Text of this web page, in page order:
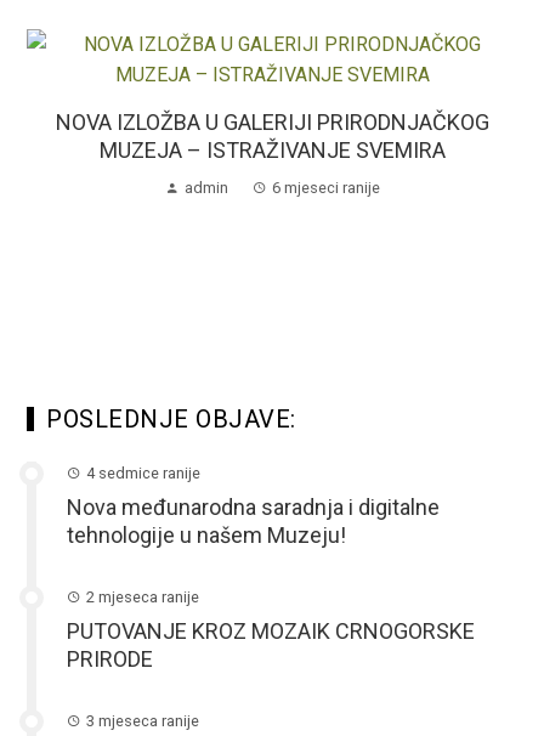
NOVA IZLOŽBA U GALERIJI PRIRODNJAČKOG
MUZEJA – ISTRAŽIVANJE SVEMIRA
admin 6 mjeseci ranije
POSLEDNJE OBJAVE:
4 sedmice ranije
Nova međunarodna saradnja i digitalne
tehnologije u našem Muzeju!
2 mjeseca ranije
PUTOVANJE KROZ MOZAIK CRNOGORSKE
PRIRODE
3 mjeseca ranije